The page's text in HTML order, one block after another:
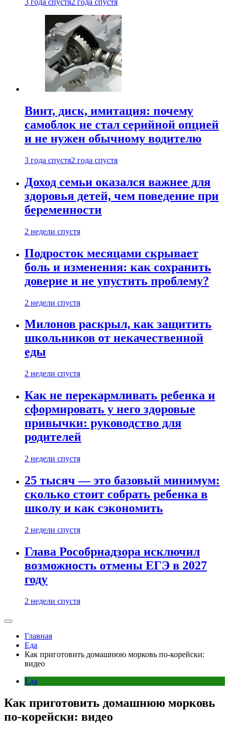
3 года спустя2 года спустя
Винт, диск, имитация: почему
самоблок не стал серийной опцией
и не нужен обычному водителю
3 года спустя2 года спустя
Доход семьи оказался важнее для
здоровья детей, чем поведение при
беременности
2 недели спустя
Подросток месяцами скрывает
боль и изменения: как сохранить
доверие и не упустить проблему?
2 недели спустя
Милонов раскрыл, как защитить
школьников от некачественной
еды
2 недели спустя
Как не перекармливать ребенка и
сформировать у него здоровые
привычки: руководство для
родителей
2 недели спустя
25 тысяч — это базовый минимум:
сколько стоит собрать ребенка в
школу и как сэкономить
2 недели спустя
Глава Рособрнадзора исключил
возможность отмены ЕГЭ в 2027
году
2 недели спустя
Главная
Еда
Как приготовить домашнюю морковь по-корейски:
видео
Еда
Как приготовить домашнюю морковь
по-корейски: видео